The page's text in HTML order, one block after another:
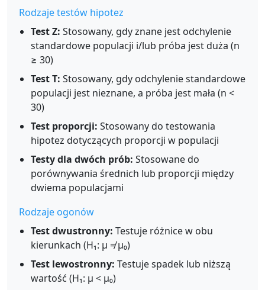
Rodzaje testów hipotez
Test Z: Stosowany, gdy znane jest odchylenie
standardowe populacji i/lub próba jest duża (n
≥ 30)
Test T: Stosowany, gdy odchylenie standardowe
populacji jest nieznane, a próba jest mała (n <
30)
Test proporcji: Stosowany do testowania
hipotez dotyczących proporcji w populacji
Testy dla dwóch prób: Stosowane do
porównywania średnich lub proporcji między
dwiema populacjami
Rodzaje ogonów
Test dwustronny: Testuje różnice w obu
kierunkach (H₁: μ ≠ μ₀)
Test lewostronny: Testuje spadek lub niższą
wartość (H₁: μ < μ₀)